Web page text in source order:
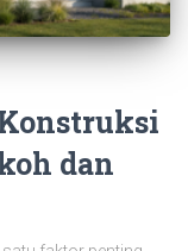
dan